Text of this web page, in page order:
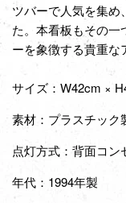
ツバーで人気を集め
た。本看板もその一
ーを象徴する貴重な
サイズ：W42cm ×
素材：プラスチック
点灯方式：背面コン
年代：1994年製